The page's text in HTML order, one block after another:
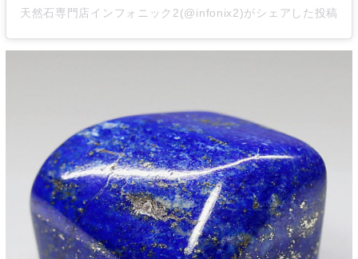
天然石専門店インフォニック2(@infonix2)がシェアした投稿